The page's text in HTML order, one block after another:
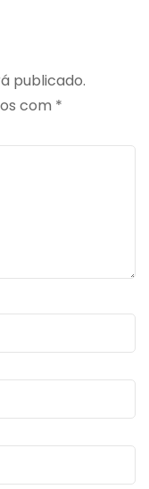
publicado.
com *